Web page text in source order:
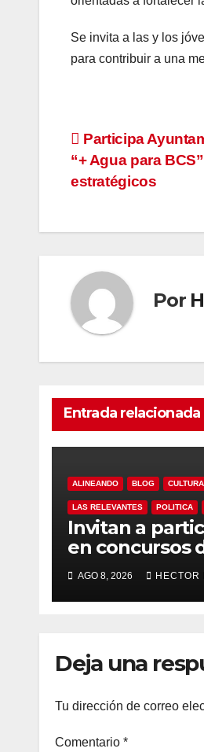
Se invita a las y los
para contribuir a una
de
Participa
“+ Agua para
estratégicos
Por
Entrada relacionada
ALINEANDO BLOG CULTURA
LAS RELEVANTES POLITICA
Invitan a
en concursos
fotografía,
pintura de las
Fiestas
AGO 8, 2026 HECTOR
Deja una
Tu dirección de correo
Comentario *